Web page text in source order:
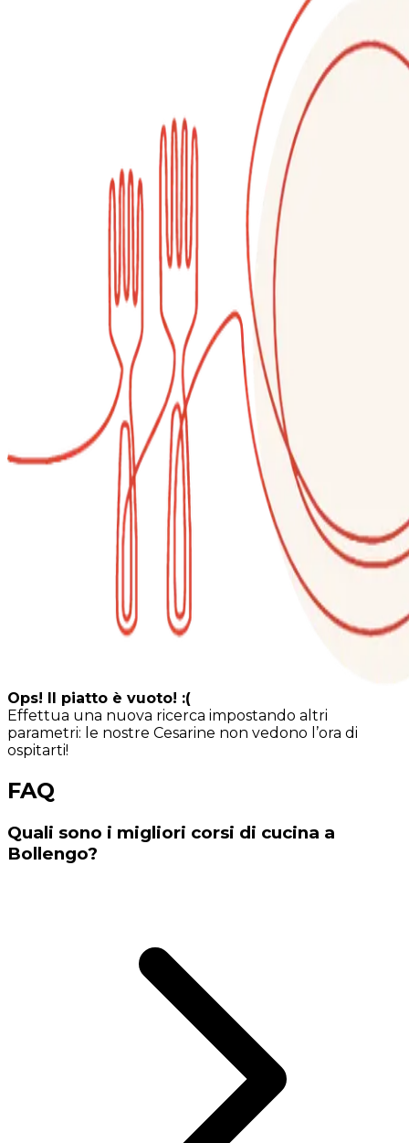
Ops! Il piatto è vuoto! :(
Effettua una nuova ricerca impostando altri
parametri: le nostre Cesarine non vedono l’ora di
ospitarti!
FAQ
Quali sono i migliori corsi di cucina a
Bollengo?